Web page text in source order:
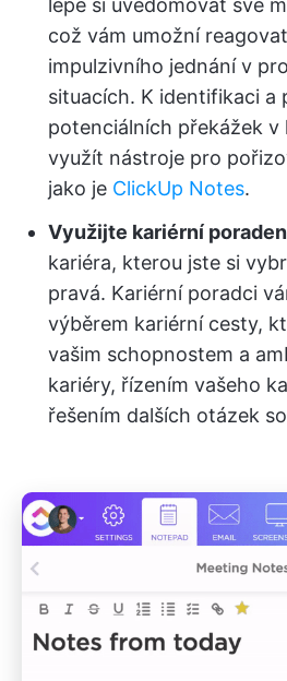
lépe si uvědomovat své
což vám umožní
impulzivního jednání v
situacích. K identifikaci a
potenciálních překážek v
využít nástroje pro
jako je ClickUp Notes.
Využijte kariérní
kariéra, kterou jste si
pravá. Kariérní poradci
výběrem kariérní cesty,
vašim schopnostem a
kariéry, řízením vašeho
řešením dalších otázek